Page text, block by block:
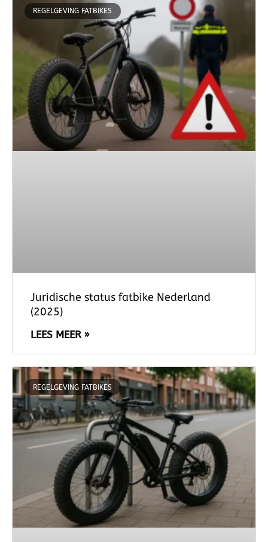
REGELGEVING FATBIKES
Juridische status fatbike Nederland
(2025)
LEES MEER »
REGELGEVING FATBIKES